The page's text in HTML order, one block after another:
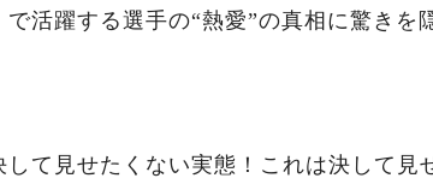
活躍する選手の“熱愛”の真相に驚きを
して見せたくない実態！これは決して見